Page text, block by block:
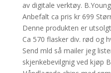
av digitale verktøy.
Anbefalt ca pris kr 699
Denne produkten er
Ca 570 flasker div. rød og
Send mld så mailer jeg
skjenkebevilgnig ved kjøp